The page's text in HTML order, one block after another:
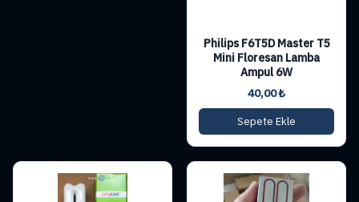
Philips F6T5D Master T5
Mini Floresan Lamba
Ampul 6W
40,00₺
Sepete Ekle